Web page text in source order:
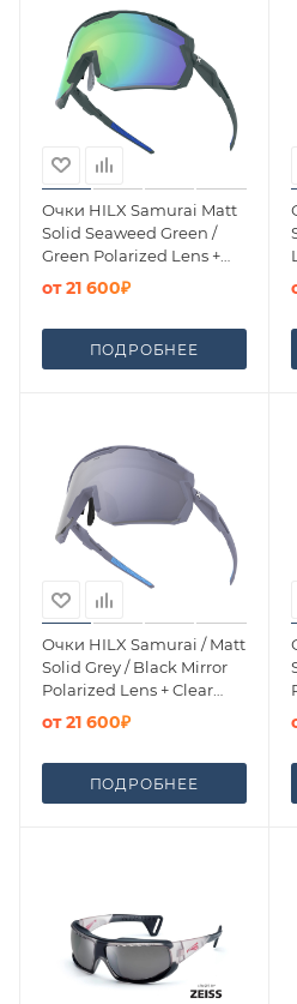
Очки HILX Samurai Matt
Solid Seaweed Green /
Green Polarized Lens +
Clear Lens
от21 600₽
ПОДРОБНЕЕ
Очки HILX Samurai / Matt
Solid Grey / Black Mirror
Polarized Lens + Clear
Lens
от21 600₽
ПОДРОБНЕЕ